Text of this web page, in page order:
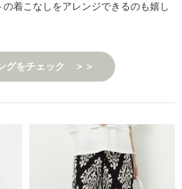
着こなしをアレンジできるのも嬉し
グをチェック ＞＞